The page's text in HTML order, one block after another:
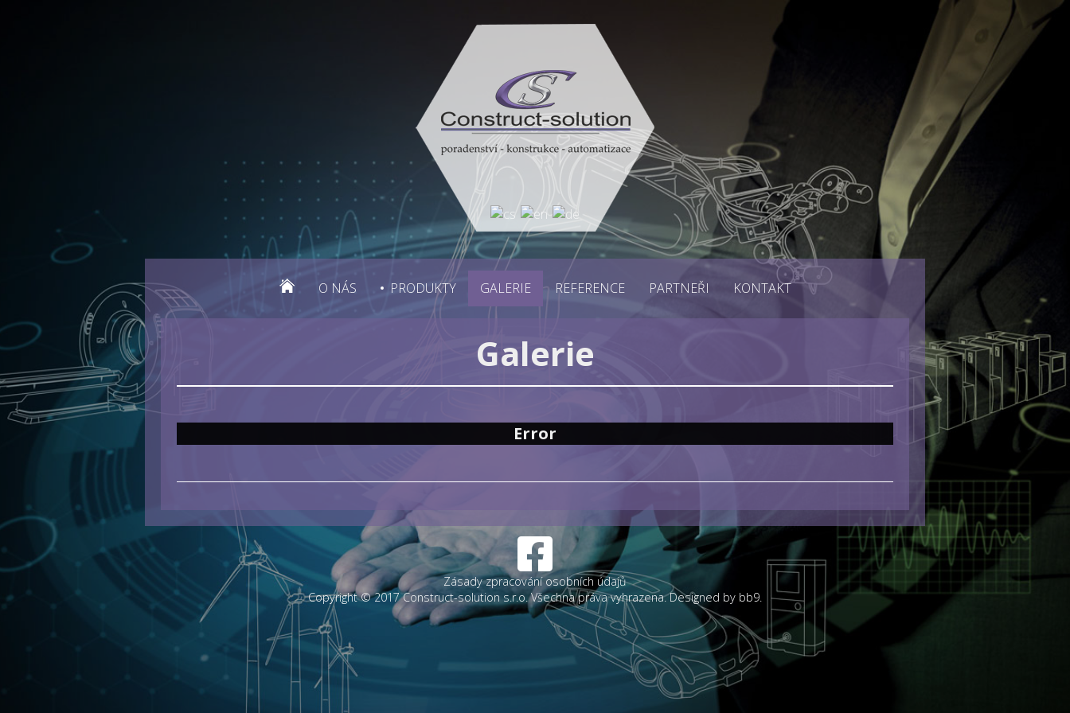
O NÁS PRODUKTY GALERIE REFERENCE PARTNEŘI KONTAKT
Galerie
Error
Zásady zpracování osobních údajů
Copyright © 2017 Construct-solution s.r.o. Všechna práva vyhrazena. Designed by bb9.